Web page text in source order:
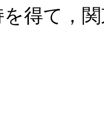
を得て，